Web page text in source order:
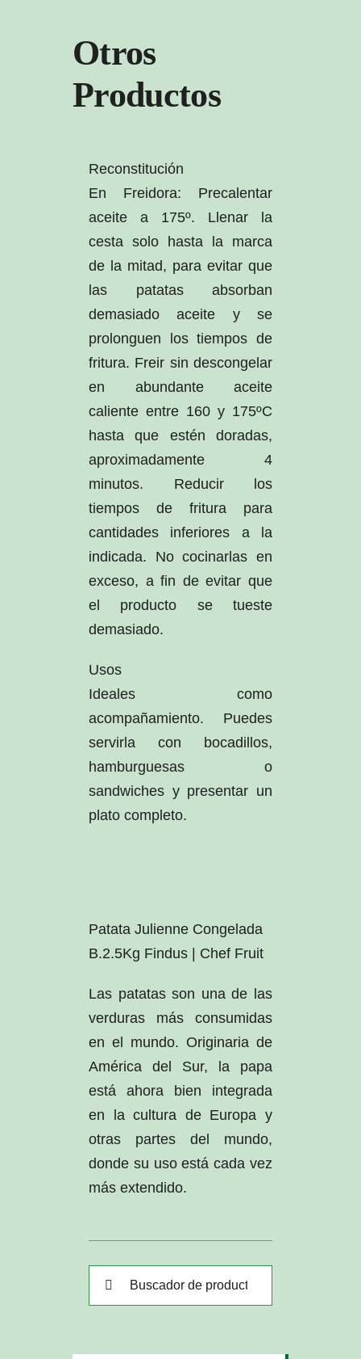
Otros
Productos
Reconstitución
En Freidora: Precalentar
aceite a 175º. Llenar la
cesta solo hasta la marca
de la mitad, para evitar que
las patatas absorban
demasiado aceite y se
prolonguen los tiempos de
fritura. Freir sin descongelar
en abundante aceite
caliente entre 160 y 175ºC
hasta que estén doradas,
aproximadamente 4
minutos. Reducir los
tiempos de fritura para
cantidades inferiores a la
indicada. No cocinarlas en
exceso, a fin de evitar que
el producto se tueste
demasiado.
Usos
Ideales como
acompañamiento. Puedes
servirla con bocadillos,
hamburguesas o
sandwiches y presentar un
plato completo.
Patata Julienne Congelada
B.2.5Kg Findus | Chef Fruit
Las patatas son una de las
verduras más consumidas
en el mundo. Originaria de
América del Sur, la papa
está ahora bien integrada
en la cultura de Europa y
otras partes del mundo,
donde su uso está cada vez
más extendido.
Buscar: